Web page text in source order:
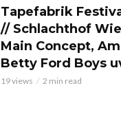
Tapefabrik
// Schlachthof
Main Concept,
Betty Ford Boys
19 views 2 min read